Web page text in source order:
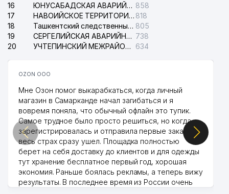
16
ЮНУСАБАДСКАЯ АВАРИЙНАЯ СЛУЖБА ЭЛЕКТРОСЕТИ 858
17
НАВОИЙСКОЕ ТЕРРИТОРИАЛЬНОЕ ПРЕДПРИЯТИЕ ЭЛЕКТРОСЕТИ АО 818
18
Ташкентский следственный изолятор 805
19
СЕРГЕЛИЙСКАЯ АВАРИЙНАЯ СЛУЖБА ЭЛЕКТРОСЕТИ 738
20
УЧТЕПИНСКИЙ МЕЖРАЙОННЫЙ СУД ПО ГРАЖДАНСКИМ ДЕЛАМ 634
OZON ООО
Мне Озон помог выкарабкаться, когда личный
магазин в Самарканде начал загибаться и я
вовремя поняла, что обычный офлайн это тупик.
Самое трудное было просто решиться, но когда
зарегистрировалась и отправила первые заказы,
весь страх сразу ушел. Площадка полностью
берет на себя доставку до клиентов и для одежды
тут хранение бесплатное первый год, хорошая
экономия. Раньше боялась рекламы, а теперь вижу
результаты. В последнее время из России очень